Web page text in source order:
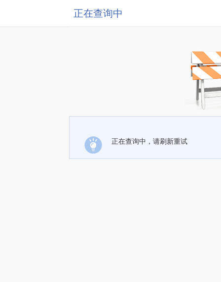
正在查询中
正在查询中，请刷新重试